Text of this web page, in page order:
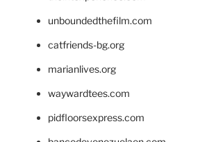
unboundedthefilm.com
catfriends-bg.org
marianlives.org
waywardtees.com
pidfloorsexpress.com